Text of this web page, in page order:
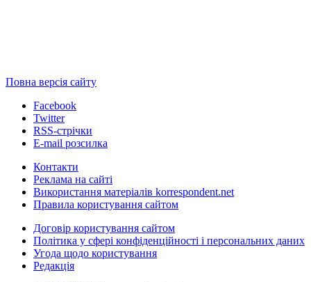
Повна версія сайту
Facebook
Twitter
RSS-стрічки
E-mail розсилка
Контакти
Реклама на сайті
Використання матеріалів korrespondent.net
Правила користування сайтом
Договір користування сайтом
Політика у сфері конфіденційності і персональних даних
Угода щодо користування
Редакція